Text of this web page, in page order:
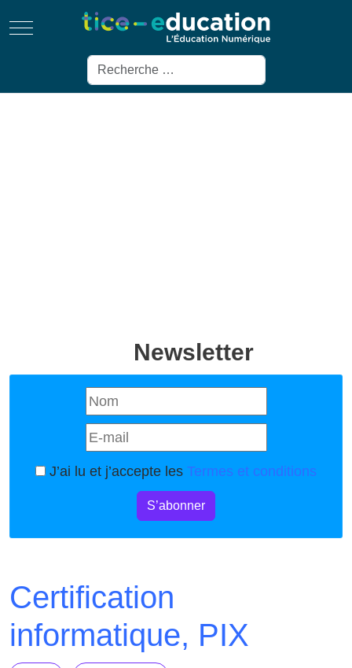
Mobile Menu Toggle
Rechercher
Newsletter
J’ai lu et j’accepte les Termes et conditions
S’abonner
Certification
informatique, PIX